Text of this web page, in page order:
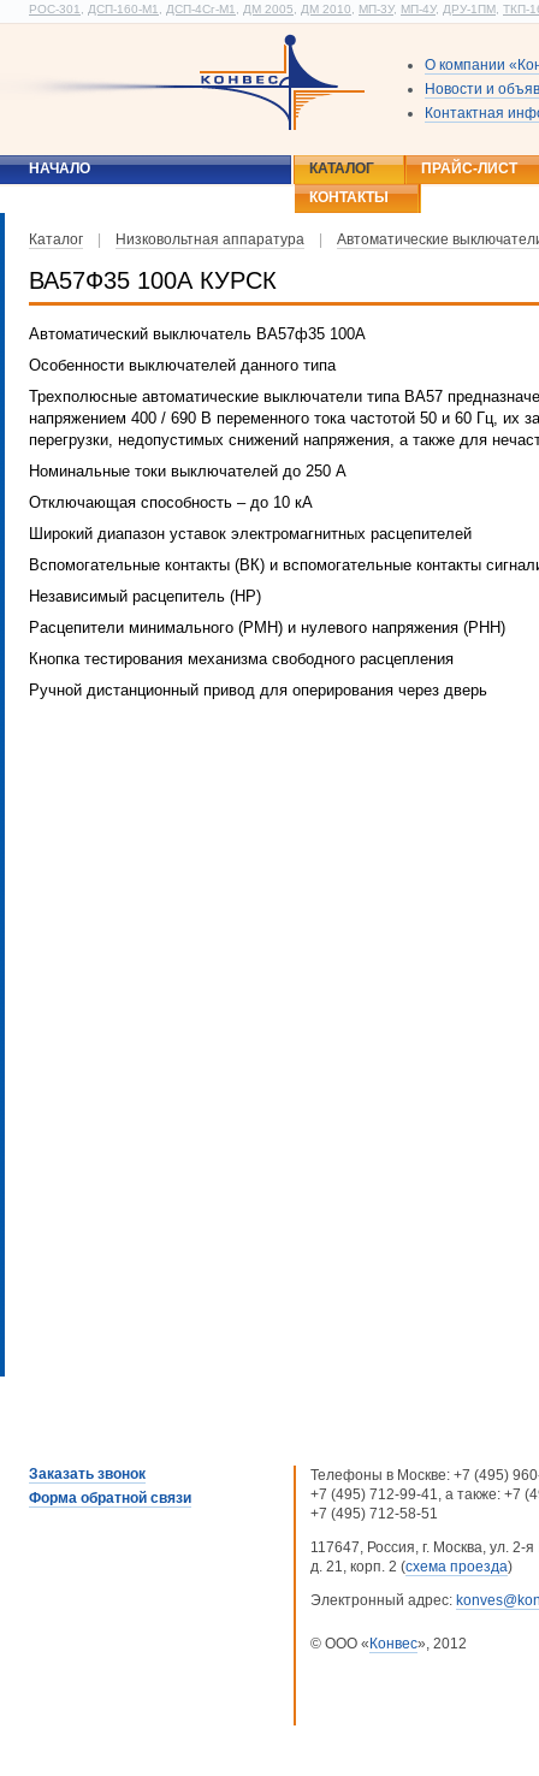
РОС-301 ДСП-160-М1 ДСП-4Сг-М1 ДМ 2005 ДМ 2010 МП-3У, МП-4У, ДРУ-1ПМ ТКП-
О компании
Новости и
Контактная
НАЧАЛО КАТАЛОГ
ПРАЙС-ЛИСТ
КОНТАКТЫ
Каталог Низковольтная аппаратура Автоматические
ВА57Ф35 100А КУРСК
Автоматический выключатель ВА57ф35 100А
Особенности выключателей данного типа
Трехполюсные автоматические выключатели типа ВА57
напряжением 400 / 690 В переменного тока частотой 50 и 60 Гц, их
перегрузки, недопустимых снижений напряжения, а также для
Номинальные токи выключателей до 250 А
Отключающая способность – до 10 кА
Широкий диапазон уставок электромагнитных расцепителей
Вспомогательные контакты (ВК) и вспомогательные контакты
Независимый расцепитель (НР)
Расцепители минимального (PMН) и нулевого напряжения (PНН)
Кнопка тестирования механизма свободного расцепления
Ручной дистанционный привод для оперирования через дверь
Заказать звонок
Форма обратной связи
Телефоны в Москве: +7 (495)
+7 (495) 712-99-41, а также: +7
+7 (495) 712-58-51
117647, Россия, г. Москва, ул. 2-
д. 21, корп. 2 (схема проезда)
Электронный адрес:
© ООО « Конвес», 2012